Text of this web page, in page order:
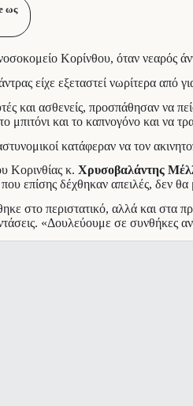
ως
Κορίνθου, όταν νεαρός
είχε εξεταστεί νωρίτερα από
και ασθενείς, προσπάθησαν να
μπιτόνι και το καπνογόνο και να
κατάφεραν να τον
Κορινθίας κ. Χρυσοβαλάντης
επίσης δέχθηκαν απειλές, δεν
στο περιστατικό, αλλά και στα
«Δουλεύουμε σε συνθήκες